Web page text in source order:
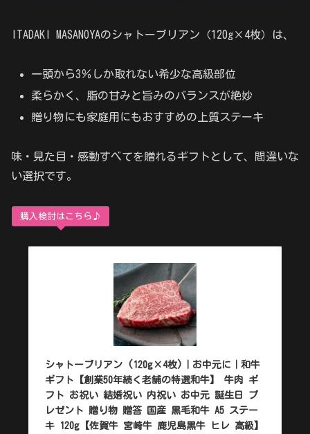
ITADAKI MASANOYAのシャトーブリアン（120g×4枚）は、
一頭から3％しか取れない希少な高級部位
柔らかく、脂の甘みと旨みのバランスが絶妙
贈り物にも家庭用にもおすすめの上質ステーキ
味・見た目・感動すべてを贈れるギフトとして、間違いな
い選択です。
購入検討はこちら♪
シャトーブリアン (120g×4枚)｜お中元に｜和牛
ギフト【創業50年続く老舗の特選和牛】 牛肉 ギ
フト お祝い 結婚祝い 内祝い お中元 誕生日 プ
レゼント 贈り物 贈答 国産 黒毛和牛 A5 ステー
キ 120g【佐賀牛 宮崎牛 鹿児島黒牛 ヒレ 高級】